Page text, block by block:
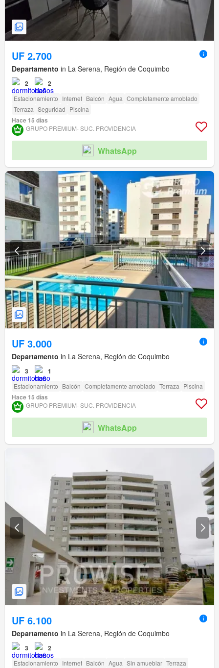
UF 2.700
Departamento in La Serena, Región de Coquimbo
2 2
Estacionamiento Internet Balcón Agua Completamente amoblado
Terraza Seguridad Piscina
Hace 15 días
GRUPO PREMIUM- SUC. PROVIDENCIA
WhatsApp
UF 3.000
Departamento in La Serena, Región de Coquimbo
3 1
Estacionamiento Balcón Completamente amoblado Terraza Piscina
Hace 15 días
GRUPO PREMIUM- SUC. PROVIDENCIA
WhatsApp
UF 6.100
Departamento in La Serena, Región de Coquimbo
3 2
Estacionamiento Internet Balcón Agua Sin amueblar Terraza